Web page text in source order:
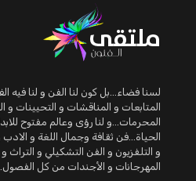
لسنا فضاء...بل كون لنا الفن و لنا فيه
المتابعات و المناقشات و التحيينات و
المحرمات...و لنا رؤى وعالم مفتوح
الحياة...فن ثقافة وجمال اللغة و
و التلفزيون و الفن التشكيلي و
المهرجانات و الأجندات من كل الفصول.